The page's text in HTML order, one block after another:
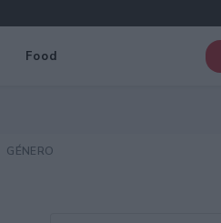
Food
GÉNERO